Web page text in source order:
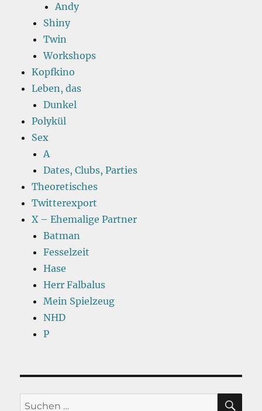
Andy
Shiny
Twin
Workshops
Kopfkino
Leben, das
Dunkel
Polykül
Sex
A
Dates, Clubs, Parties
Theoretisches
Twitterexport
X – Ehemalige Partner
Batman
Fesselzeit
Hase
Herr Falbalus
Mein Spielzeug
NHD
P
Suchen